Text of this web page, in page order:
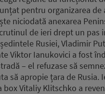
pentru organizarea
niciodată anexarea
de ieri drept un
Rusiei, Vladimir
Viktor Ianukovici a fost
– el refuzase să
să apropie țara de
Vitaliy Klitschko a